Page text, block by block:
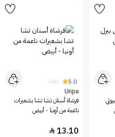
5.0
(66)
Unpa
فرشاة أسنان تشا تشا بشعيرات
ناعمة من أونبا - أبيض
13.10
